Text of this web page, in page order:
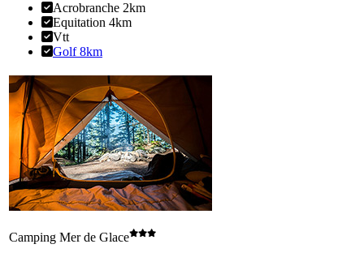
Acrobranche 2km
Equitation 4km
Vtt
Golf 8km
Camping Mer de Glace